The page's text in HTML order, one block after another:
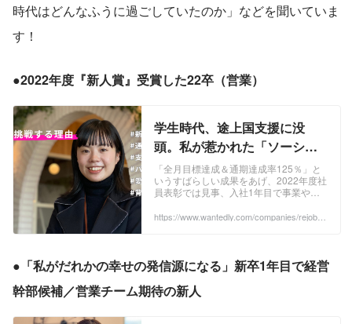
時代はどんなふうに過ごしていたのか」などを聞いていま
す！
●2022年度『新人賞』受賞した22卒（営業）
学生時代、途上国支援に没
頭。私が惹かれた「ソーシャ
ルビジネス」への本気度。 | 新
卒社員インタビューBlog
「全月目標達成＆通期達成率125％」と
いうすばらしい成果をあげ、2022年度社
員表彰では見事、入社1年目で事業や組
『新人賞』を受賞！ 所属チームも『チー
https://www.wantedly.com/companies/rejob/p
ost_articles/498546
●「私がだれかの幸せの発信源になる」新卒1年目で経営
幹部候補／営業チーム期待の新人